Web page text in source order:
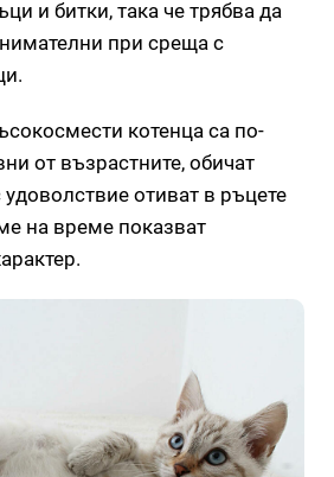
и битки, така че трябва да
при среща с
котенца са по-
от възрастните, обичат
удоволствие отиват в ръцете
на време показват